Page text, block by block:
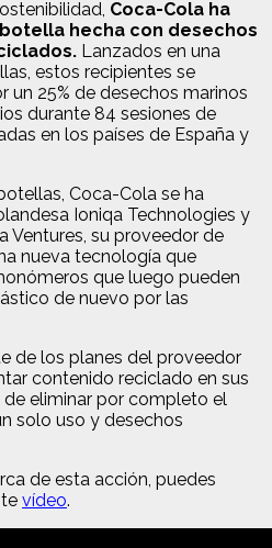
Coca-Cola ha
hecha con desechos
Lanzados en una
estos recipientes se
un 25% de desechos marinos
durante 84 sesiones de
en los países de España y
Coca-Cola se ha
Ioniqa Technologies y
Ventures, su proveedor de
nueva tecnología que
que luego pueden
de nuevo por las
de los planes del proveedor
contenido reciclado en sus
eliminar por completo el
solo uso y desechos
de esta acción, puedes
vídeo.